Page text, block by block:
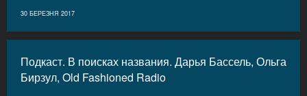
30 БЕРЕЗНЯ 2017
Подкаст. В поисках названия. Дарья Бассель, Ольга
Бирзул, Old Fashioned Radio